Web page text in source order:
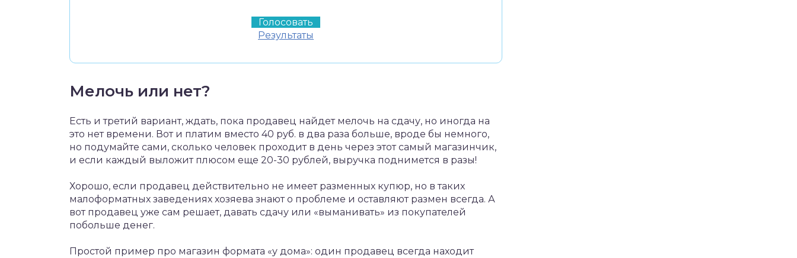
Результаты
Мелочь или нет?
Есть и третий вариант, ждать, пока продавец найдет мелочь на сдачу, но иногда на
это нет времени. Вот и платим вместо 40 руб. в два раза больше, вроде бы немного,
но подумайте сами, сколько человек проходит в день через этот самый магазинчик,
и если каждый выложит плюсом еще 20-30 рублей, выручка поднимется в разы!
Хорошо, если продавец действительно не имеет разменных купюр, но в таких
малоформатных заведениях хозяева знают о проблеме и оставляют размен всегда. А
вот продавец уже сам решает, давать сдачу или «выманивать» из покупателей
побольше денег.
Простой пример про магазин формата «у дома»: один продавец всегда находит